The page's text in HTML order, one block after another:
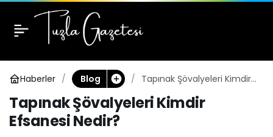
Haberler Blog
Tapınak Şövalyeleri Kimdir
Tapınak Şövalyeleri Kimdir
Efsanesi Nedir?
Tapınak Şövalyeleri
Kimdir Efsanesi Nedir?